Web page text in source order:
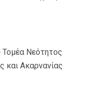
Τομέα Νεότητος
και Ακαρνανίας